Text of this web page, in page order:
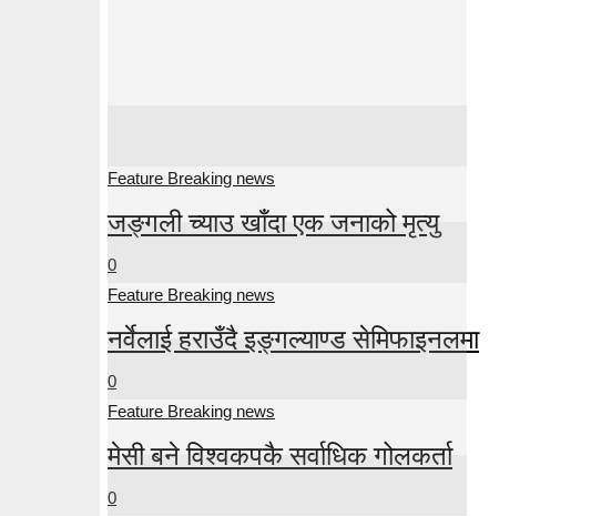
Feature Breaking news
जङ्गली च्याउ खाँदा एक जनाको मृत्यु
0
Feature Breaking news
नर्वेलाई हराउँदै इङ्गल्याण्ड सेमिफाइनलमा
0
Feature Breaking news
मेसी बने विश्वकपकै सर्वाधिक गोलकर्ता
0